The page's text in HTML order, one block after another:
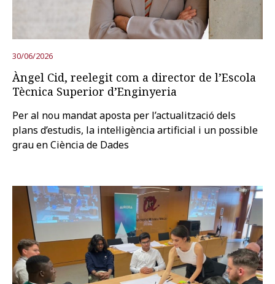
Prova la cerca avançada
Subscriu-te als butlletins de la URV Agenda
CATALÀ ESPAÑOL ENGLISH
30/06/2026
Àngel Cid, reelegit com a director de l’Escola
Tècnica Superior d’Enginyeria
Per al nou mandat aposta per l’actualització dels
plans d’estudis, la intel·ligència artificial i un possible
grau en Ciència de Dades